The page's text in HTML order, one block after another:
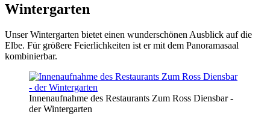
Wintergarten
Unser Wintergarten bietet einen wunderschönen Ausblick auf die
Elbe. Für größere Feierlichkeiten ist er mit dem Panoramasaal
kombinierbar.
Innenaufnahme des Restaurants Zum Ross Diensbar -
der Wintergarten